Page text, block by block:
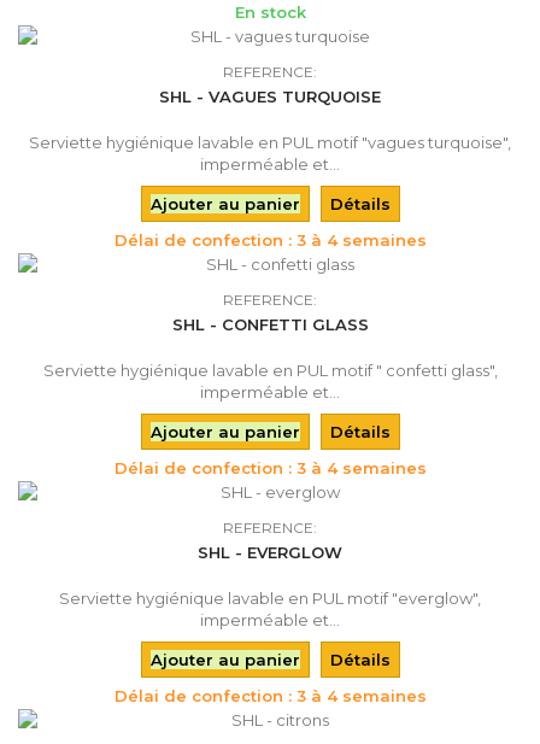
En stock
REFERENCE:
SHL - VAGUES TURQUOISE
Serviette hygiénique lavable en PUL motif "vagues turquoise",
imperméable et...
Ajouter au panier
Détails
Délai de confection : 3 à 4 semaines
REFERENCE:
SHL - CONFETTI GLASS
Serviette hygiénique lavable en PUL motif " confetti glass",
imperméable et...
Ajouter au panier
Détails
Délai de confection : 3 à 4 semaines
REFERENCE:
SHL - EVERGLOW
Serviette hygiénique lavable en PUL motif "everglow",
imperméable et...
Ajouter au panier
Détails
Délai de confection : 3 à 4 semaines